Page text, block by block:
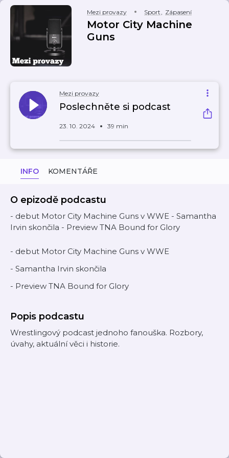
Mezi provazy Sport, Zápasení
Motor City Machine
Guns
Mezi provazy
Poslechněte si podcast
23. 10. 2024 39 min
INFO KOMENTÁŘE
O epizodě podcastu
- debut Motor City Machine Guns v WWE - Samantha
Irvin skončila - Preview TNA Bound for Glory
- debut Motor City Machine Guns v WWE
- Samantha Irvin skončila
- Preview TNA Bound for Glory
Popis podcastu
Wrestlingový podcast jednoho fanouška. Rozbory,
úvahy, aktuální věci i historie.